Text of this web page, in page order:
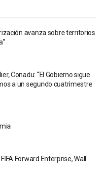
avanza sobre territorios
Conadu: “El Gobierno sigue
a un segundo cuatrimestre
Forward Enterprise, Wall